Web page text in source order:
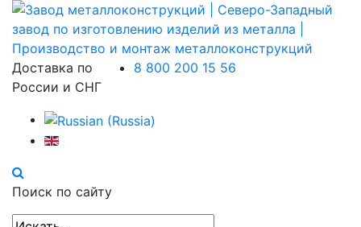
Доставка по
России и СНГ
8 800 200 15 56
Поиск по сайту